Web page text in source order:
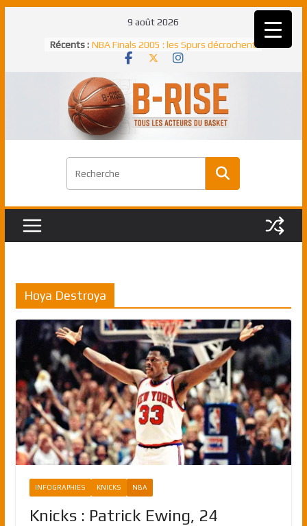
9 août 2026
Récents : NBA Finals 2005 : les Spurs décrochent
un troisième titre NBA, la rude bataille
NBA Finals 2021 : les Bucks et Giannis
Antetokounmpo triomphent, le Greek
Freek élu MVP
Shai Gilgeous-Alexander : son premier
match à plus de 40 points en NBA, le
Pau Gasol dans l’histoire en 2002 :
premier européen sacré Rookie de
Rudy Gobert, deuxième Français élu
Hoya Destroya
INFOGRAPHIES KNICKS NBA
Knicks : Patrick Ewing, 24